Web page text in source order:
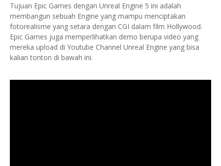
Tujuan Epic Games dengan Unreal Engine 5 ini adalah
membangun sebuah Engine yang mampu menciptakan
fotorealisme yang setara dengan CGI dalam film Hollywood.
Epic Games juga memperlihatkan demo berupa video yang
mereka upload di Youtube Channel Unreal Engine yang bisa
kalian tonton di bawah ini.